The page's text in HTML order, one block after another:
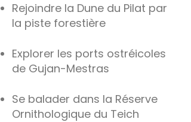
Rejoindre la Dune du Pilat par
la piste forestière
Explorer les ports ostréicoles
de Gujan-Mestras
Se balader dans la Réserve
Ornithologique du Teich